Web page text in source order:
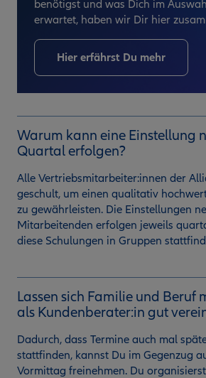
benötigst und was Dich im
erwartet, haben wir Dir hier
Hier erfährst Du mehr
Warum kann eine Einstellung
Quartal erfolgen?
Alle Vertriebsmitarbeiter:innen der
geschult, um einen qualitativ
zu gewährleisten. Die Einstellungen
Mitarbeitenden erfolgen jeweils
diese Schulungen in Gruppen
Lassen sich Familie und Beruf
als Kundenberater:in gut
Dadurch, dass Termine auch mal
stattfinden, kannst Du im Gegenzug
Vormittag freinehmen. Du